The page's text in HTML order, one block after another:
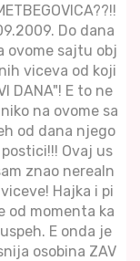
Do dana
ovome sajtu obj
viceva od koji
DANA"! E to ne
na ovome sa
od dana njego
Ovaj us
znao nerealn
Hajka i pi
od momenta ka
E onda je
osobina ZAV